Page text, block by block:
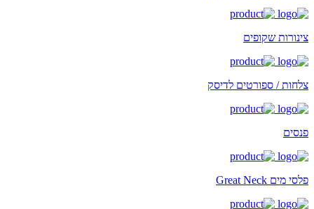
צינורות שקופים
צלחות / ספורטים לדיסק
פנסים
פלסי מים Great Neck